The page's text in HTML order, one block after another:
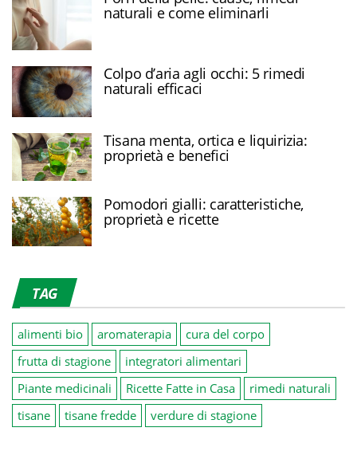
naturali e come eliminarli
Colpo d’aria agli occhi: 5 rimedi
naturali efficaci
Tisana menta, ortica e liquirizia:
proprietà e benefici
Pomodori gialli: caratteristiche,
proprietà e ricette
TAG
alimenti bio aromaterapia
cura del corpo
frutta di stagione
integratori alimentari
Piante medicinali
Ricette Fatte in Casa
rimedi naturali
tisane
tisane fredde verdure di stagione